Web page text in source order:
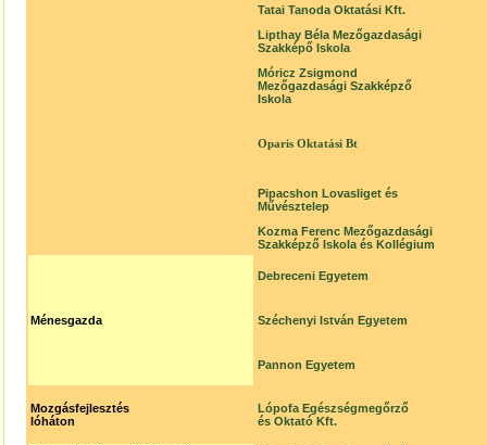
Tatai Tanoda Oktatási Kft.
Lipthay Béla Mezőgazdasági
Szakképő Iskola
Móricz Zsigmond
Mezőgazdasági Szakképző
Iskola
Oparis Oktatási Bt
Pipacshon Lovasliget és
Művésztelep
Kozma Ferenc Mezőgazdasági
Szakképző Iskola és Kollégium
Ménesgazda
Debreceni Egyetem
Széchenyi István Egyetem
Pannon Egyetem
Mozgásfejlesztés
lóháton
Lópofa Egészségmegőrző
és Oktató Kft.